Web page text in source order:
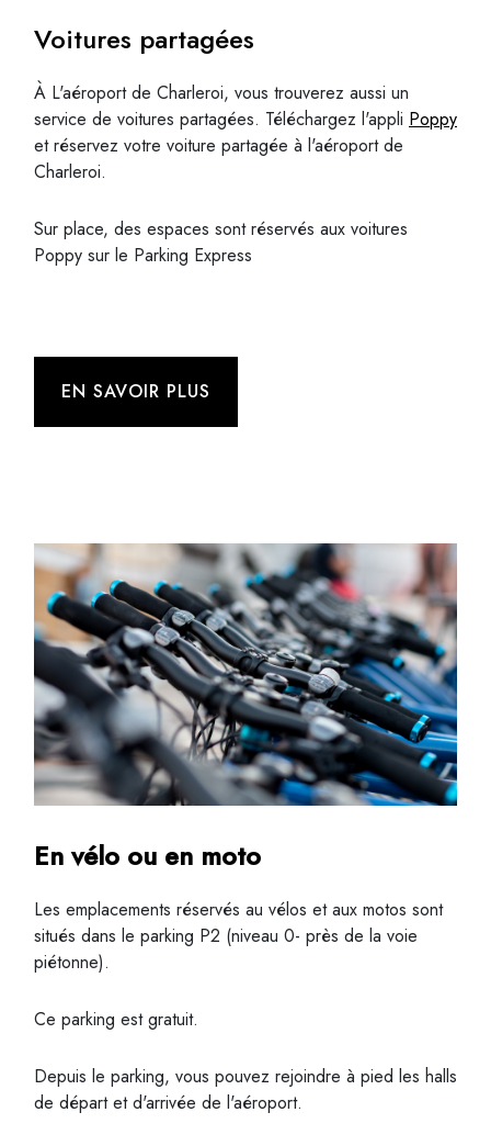
Voitures partagées
À L'aéroport de Charleroi, vous trouverez aussi un
service de voitures partagées. Téléchargez l'appli Poppy
et réservez votre voiture partagée à l'aéroport de
Charleroi.
Sur place, des espaces sont réservés aux voitures
Poppy sur le Parking Express
EN SAVOIR PLUS
En vélo ou en moto
Les emplacements réservés au vélos et aux motos sont
situés dans le parking P2 (niveau 0- près de la voie
piétonne).
Ce parking est gratuit.
Depuis le parking, vous pouvez rejoindre à pied les halls
de départ et d'arrivée de l'aéroport.